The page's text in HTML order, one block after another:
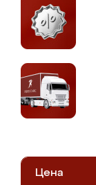
Цена